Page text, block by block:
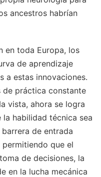
ancestros habrían
en toda Europa, los
de aprendizaje
a estas innovaciones.
de práctica constante
vista, ahora se logra
habilidad técnica sea
de entrada
que el
de decisiones, la
en la lucha mecánica